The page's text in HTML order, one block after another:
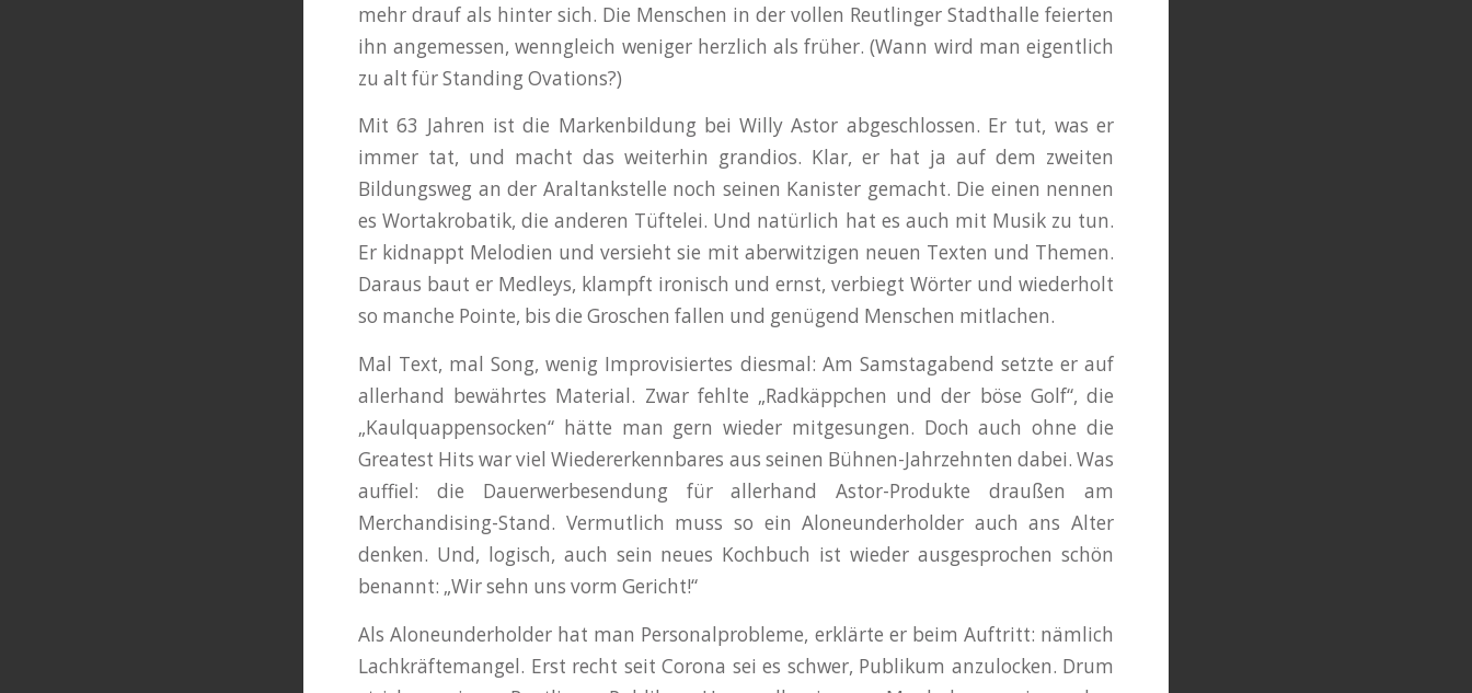
mehr drauf als hinter sich. Die Menschen in der vollen Reutlinger Stadthalle feierten
ihn angemessen, wenngleich weniger herzlich als früher. (Wann wird man eigentlich
zu alt für Standing Ovations?)
Mit 63 Jahren ist die Markenbildung bei Willy Astor abgeschlossen. Er tut, was er
immer tat, und macht das weiterhin grandios. Klar, er hat ja auf dem zweiten
Bildungsweg an der Araltankstelle noch seinen Kanister gemacht. Die einen nennen
es Wortakrobatik, die anderen Tüftelei. Und natürlich hat es auch mit Musik zu tun.
Er kidnappt Melodien und versieht sie mit aberwitzigen neuen Texten und Themen.
Daraus baut er Medleys, klampft ironisch und ernst, verbiegt Wörter und wiederholt
so manche Pointe, bis die Groschen fallen und genügend Menschen mitlachen.
Mal Text, mal Song, wenig Improvisiertes diesmal: Am Samstagabend setzte er auf
allerhand bewährtes Material. Zwar fehlte „Radkäppchen und der böse Golf“, die
„Kaulquappensocken“ hätte man gern wieder mitgesungen. Doch auch ohne die
Greatest Hits war viel Wiedererkennbares aus seinen Bühnen-Jahrzehnten dabei. Was
auffiel: die Dauerwerbesendung für allerhand Astor-Produkte draußen am
Merchandising-Stand. Vermutlich muss so ein Aloneunderholder auch ans Alter
denken. Und, logisch, auch sein neues Kochbuch ist wieder ausgesprochen schön
benannt: „Wir sehn uns vorm Gericht!“
Als Aloneunderholder hat man Personalprobleme, erklärte er beim Auftritt: nämlich
Lachkräftemangel. Erst recht seit Corona sei es schwer, Publikum anzulocken. Drum